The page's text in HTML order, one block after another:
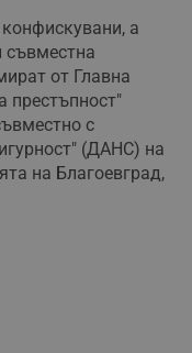
а
от Главна
престъпност"
с
(ДАНС) на
на Благоевград,